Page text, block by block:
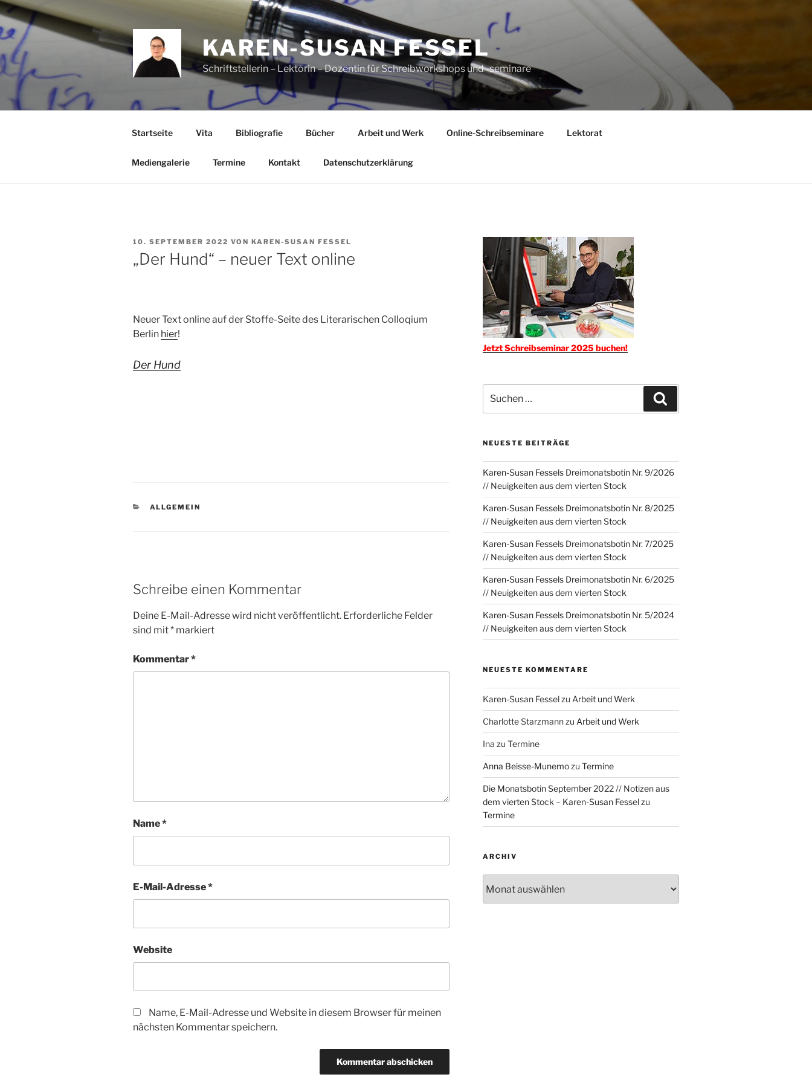
Zum
Inhalt
springen
KAREN-SUSAN FESSEL
Schriftstellerin – Lektorin – Dozentin für Schreibworkshops und -seminare
Startseite Vita Bibliografie Bücher Arbeit und Werk Online-Schreibseminare Lektorat
Mediengalerie Termine Kontakt Datenschutzerklärung
VERÖFFENTLICHT
AM
10. SEPTEMBER 2022 VON KAREN-SUSAN FESSEL
„Der Hund“ – neuer Text online
Neuer Text online auf der Stoffe-Seite des Literarischen Colloqium
Berlin hier!
Der Hund
KATEGORIEN
ALLGEMEIN
Schreibe einen Kommentar
Deine E-Mail-Adresse wird nicht veröffentlicht. Erforderliche Felder
sind mit* markiert
Kommentar*
Name*
E-Mail-Adresse*
Website
Name, E-Mail-Adresse und Website in diesem Browser für meinen
nächsten Kommentar speichern.
Jetzt Schreibseminar 2025 buchen!
nach:
NEUESTE BEITRÄGE
Karen-Susan Fessels Dreimonatsbotin Nr. 9/2026
// Neuigkeiten aus dem vierten Stock
Karen-Susan Fessels Dreimonatsbotin Nr. 8/2025
// Neuigkeiten aus dem vierten Stock
Karen-Susan Fessels Dreimonatsbotin Nr. 7/2025
// Neuigkeiten aus dem vierten Stock
Karen-Susan Fessels Dreimonatsbotin Nr. 6/2025
// Neuigkeiten aus dem vierten Stock
Karen-Susan Fessels Dreimonatsbotin Nr. 5/2024
// Neuigkeiten aus dem vierten Stock
NEUESTE KOMMENTARE
Karen-Susan Fesselzu Arbeit und Werk
Charlotte Starzmannzu Arbeit und Werk
Ina zu Termine
Anna Beisse-Munemozu Termine
Die Monatsbotin September 2022 // Notizen aus
dem vierten Stock – Karen-Susan Fesselzu
Termine
ARCHIV